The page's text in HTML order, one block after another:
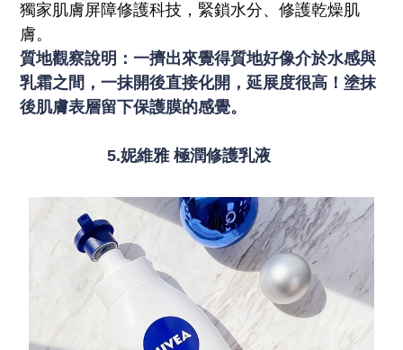
獨家肌膚屏障修護科技，緊鎖水分、修護乾燥肌
膚。
質地觀察說明：一擠出來覺得質地好像介於水感與
乳霜之間，一抹開後直接化開，延展度很高！塗抹
後肌膚表層留下保護膜的感覺。
5.妮維雅 極潤修護乳液